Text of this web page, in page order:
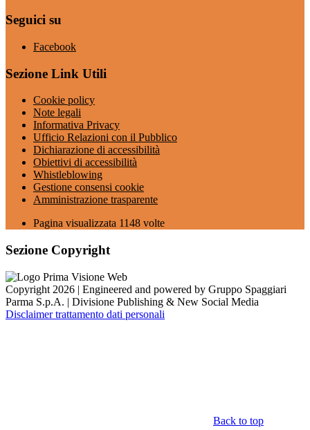
Seguici su
Facebook
Sezione Link Utili
Cookie policy
Note legali
Informativa Privacy
Ufficio Relazioni con il Pubblico
Dichiarazione di accessibilità
Obiettivi di accessibilità
Whistleblowing
Gestione consensi cookie
Amministrazione trasparente
Pagina visualizzata 1148 volte
Sezione Copyright
Copyright 2026 | Engineered and powered by Gruppo Spaggiari
Parma S.p.A. | Divisione Publishing & New Social Media
Disclaimer trattamento dati personali
Back to top